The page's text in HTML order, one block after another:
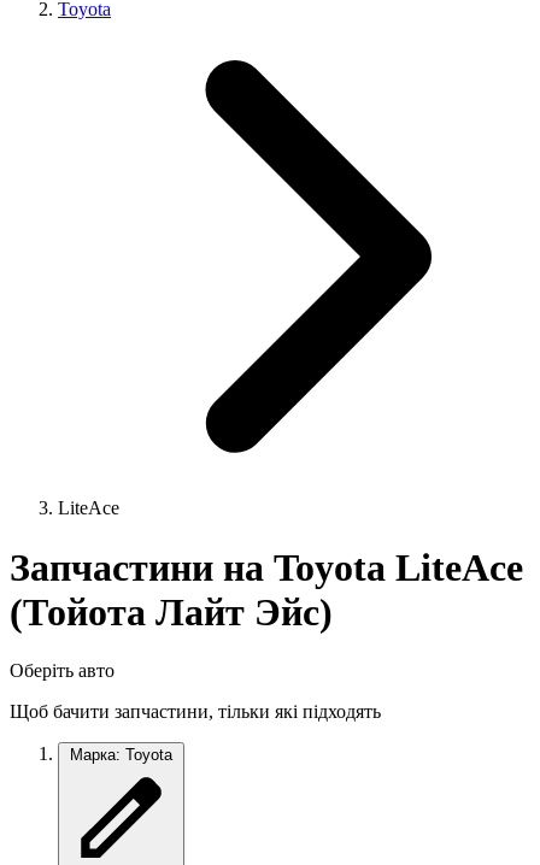
Toyota
LiteAce
Запчастини на Toyota LiteAce
(Тойота Лайт Эйс)
Оберіть авто
Щоб бачити запчастини, тільки які підходять
Марка: Toyota